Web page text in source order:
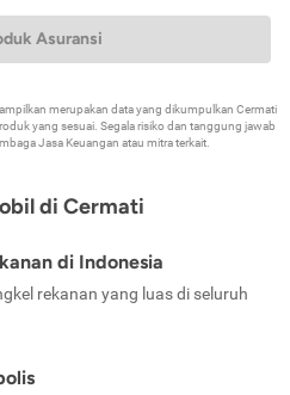
Asuransi
merupakan data yang dikumpulkan Cermati
yang sesuai. Segala risiko dan tanggung jawab
Jasa Keuangan atau mitra terkait.
di Cermati
di Indonesia
rekanan yang luas di seluruh